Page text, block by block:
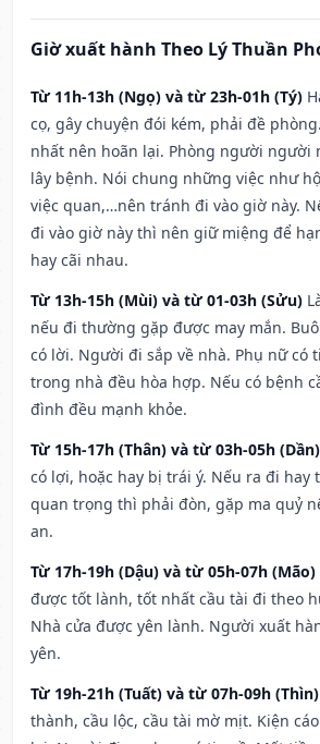
Giờ xuất hành Theo Lý Thuần
Từ 11h-13h (Ngọ) và từ 23h-01h (Tý)
cọ, gây chuyện đói kém, phải đề
nhất nên hoãn lại. Phòng người người
lây bệnh. Nói chung những việc như
việc quan,…nên tránh đi vào giờ này.
đi vào giờ này thì nên giữ miệng để
hay cãi nhau.
Từ 13h-15h (Mùi) và từ 01-03h (Sửu)
nếu đi thường gặp được may mắn.
có lời. Người đi sắp về nhà. Phụ nữ có
trong nhà đều hòa hợp. Nếu có bệnh
đình đều mạnh khỏe.
Từ 15h-17h (Thân) và từ 03h-05h (Dần)
có lợi, hoặc hay bị trái ý. Nếu ra đi hay
quan trọng thì phải đòn, gặp ma quỷ
an.
Từ 17h-19h (Dậu) và từ 05h-07h (Mão)
được tốt lành, tốt nhất cầu tài đi theo
Nhà cửa được yên lành. Người xuất
yên.
Từ 19h-21h (Tuất) và từ 07h-09h (Thìn)
thành, cầu lộc, cầu tài mờ mịt. Kiện